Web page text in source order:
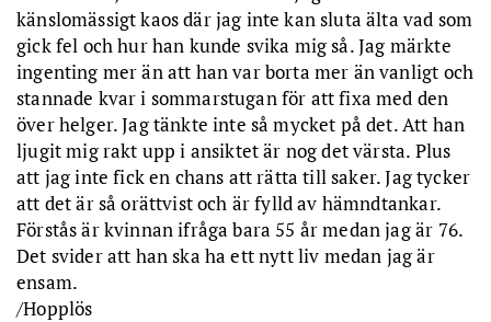
känslomässigt kaos där jag inte kan sluta älta vad som
gick fel och hur han kunde svika mig så. Jag märkte
ingenting mer än att han var borta mer än vanligt och
stannade kvar i sommarstugan för att fixa med den
över helger. Jag tänkte inte så mycket på det. Att han
ljugit mig rakt upp i ansiktet är nog det värsta. Plus
att jag inte fick en chans att rätta till saker. Jag tycker
att det är så orättvist och är fylld av hämndtankar.
Förstås är kvinnan ifråga bara 55 år medan jag är 76.
Det svider att han ska ha ett nytt liv medan jag är
ensam.
/Hopplös